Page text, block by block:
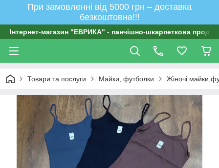
При замовленні від 5000 грн – доставка
безкоштовна!!!
Інтернет-магазин "ЕВРИКА" - панчішно-шкарпеткова
Товари та послуги Майки, футболки Жіночі